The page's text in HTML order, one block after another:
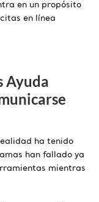
en un propósito
en línea
Ayuda
ha tenido
han fallado ya
mientras